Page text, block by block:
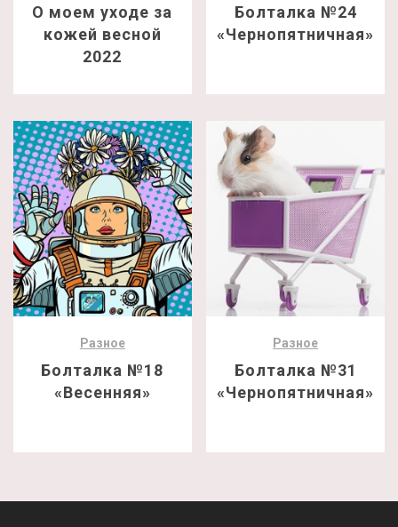
О моем уходе за
кожей весной
2022
Болталка №24
«Чернопятничная»
Разное
Болталка №18
«Весенняя»
Разное
Болталка №31
«Чернопятничная»